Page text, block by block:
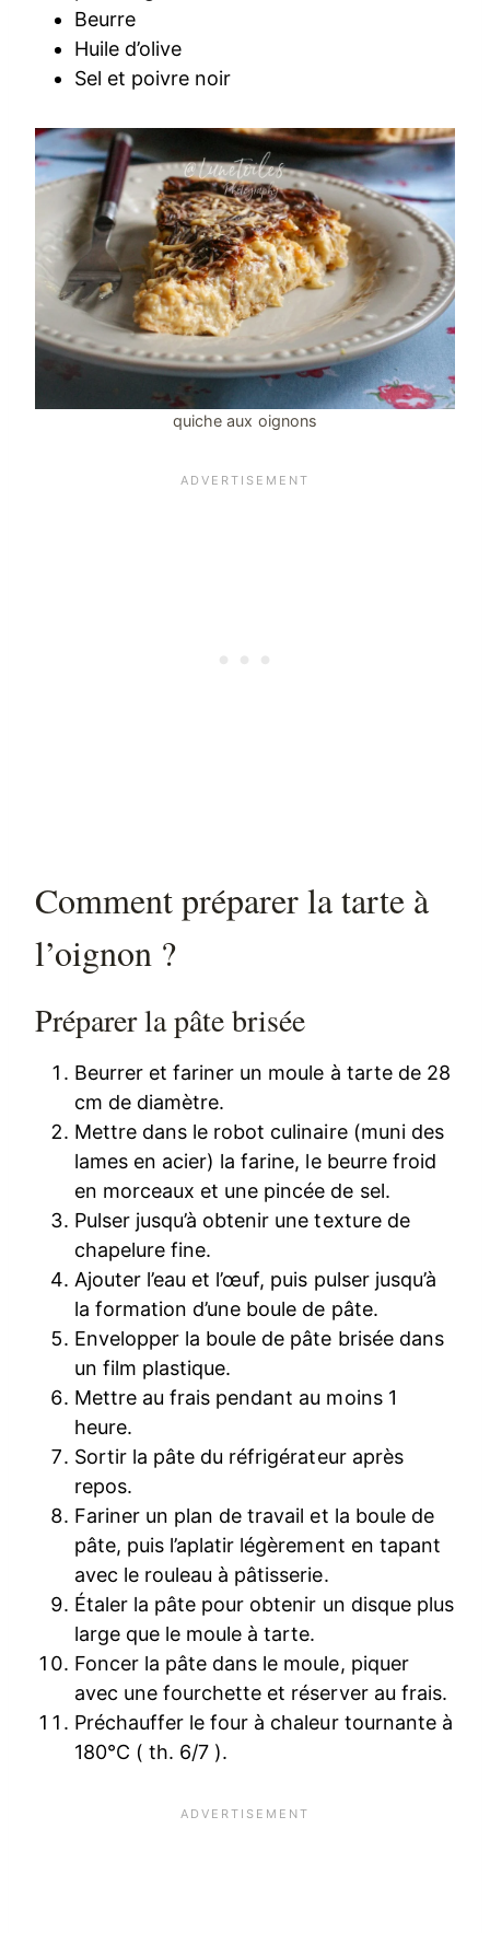
Beurre
Huile d’olive
Sel et poivre noir
quiche aux oignons
Comment préparer la tarte à
l’oignon ?
Préparer la pâte brisée
Beurrer et fariner un moule à tarte de 28
cm de diamètre.
Mettre dans le robot culinaire (muni des
lames en acier) la farine, le beurre froid
en morceaux et une pincée de sel.
Pulser jusqu’à obtenir une texture de
chapelure fine.
Ajouter l’eau et l’œuf, puis pulser jusqu’à
la formation d’une boule de pâte.
Envelopper la boule de pâte brisée dans
un film plastique.
Mettre au frais pendant au moins 1
heure.
Sortir la pâte du réfrigérateur après
repos.
Fariner un plan de travail et la boule de
pâte, puis l’aplatir légèrement en tapant
avec le rouleau à pâtisserie.
Étaler la pâte pour obtenir un disque plus
large que le moule à tarte.
Foncer la pâte dans le moule, piquer
avec une fourchette et réserver au frais.
Préchauffer le four à chaleur tournante à
180°C ( th. 6/7 ).